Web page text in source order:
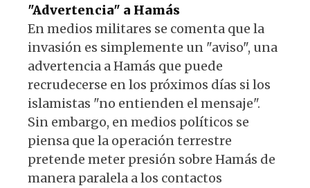
"Advertencia" a Hamás
En medios militares se comenta que la
invasión es simplemente un "aviso", una
advertencia a Hamás que puede
recrudecerse en los próximos días si los
islamistas "no entienden el mensaje".
Sin embargo, en medios políticos se
piensa que la operación terrestre
pretende meter presión sobre Hamás de
manera paralela a los contactos